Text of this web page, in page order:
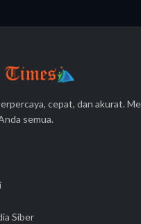
cepat, dan akurat.
semua.
Siber